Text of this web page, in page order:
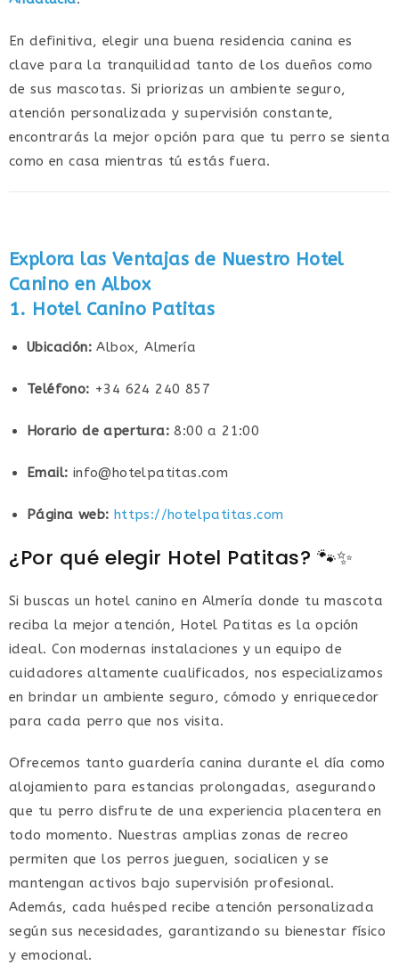
En definitiva, elegir una buena residencia canina es
clave para la tranquilidad tanto de los dueños como
de sus mascotas. Si priorizas un ambiente seguro,
atención personalizada y supervisión constante,
encontrarás la mejor opción para que tu perro se sienta
como en casa mientras tú estás fuera.
Explora las Ventajas de Nuestro Hotel
Canino en Albox
1. Hotel Canino Patitas
Ubicación: Albox, Almería
Teléfono: +34 624 240 857
Horario de apertura: 8:00 a 21:00
Email: info@hotelpatitas.com
Página web: https://hotelpatitas.com
¿Por qué elegir Hotel Patitas? 🐾✨
Si buscas un hotel canino en Almería donde tu mascota
reciba la mejor atención, Hotel Patitas es la opción
ideal. Con modernas instalaciones y un equipo de
cuidadores altamente cualificados, nos especializamos
en brindar un ambiente seguro, cómodo y enriquecedor
para cada perro que nos visita.
Ofrecemos tanto guardería canina durante el día como
alojamiento para estancias prolongadas, asegurando
que tu perro disfrute de una experiencia placentera en
todo momento. Nuestras amplias zonas de recreo
permiten que los perros jueguen, socialicen y se
mantengan activos bajo supervisión profesional.
Además, cada huésped recibe atención personalizada
según sus necesidades, garantizando su bienestar físico
y emocional.